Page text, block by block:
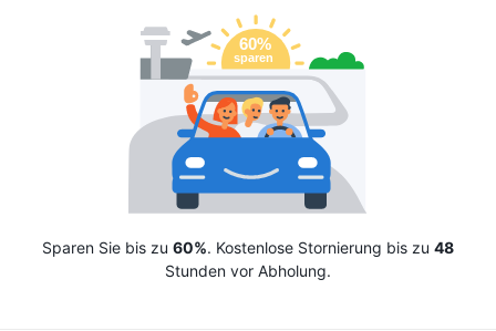
Sparen Sie bis zu 60%. Kostenlose Stornierung bis zu 48
Stunden vor Abholung.